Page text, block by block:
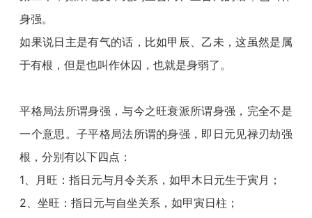
身强。
如果说日主是有气的话，比如甲辰、乙未，这虽然是属
于有根，但是也叫作休囚，也就是身弱了。
平格局法所谓身强，与今之旺衰派所谓身强，完全不是
一个意思。子平格局法所谓的身强，即日元见禄刃劫强
根，分别有以下四点：
1、月旺：指日元与月令关系，如甲木日元生于寅月；
2、坐旺：指日元与自坐关系，如甲寅日柱；